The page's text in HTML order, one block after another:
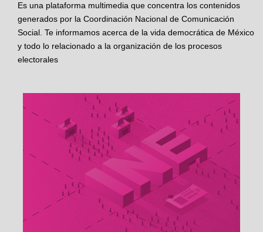
Es una plataforma multimedia que concentra los contenidos
generados por la Coordinación Nacional de Comunicación
Social. Te informamos acerca de la vida democrática de México
y todo lo relacionado a la organización de los procesos
electorales